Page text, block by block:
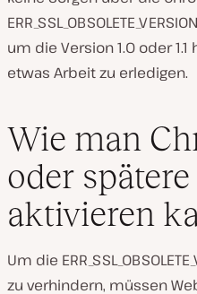
um die Version 1.0 oder
etwas Arbeit zu erledigen.
Wie man
oder
aktivieren
Um die
zu verhindern, müssen